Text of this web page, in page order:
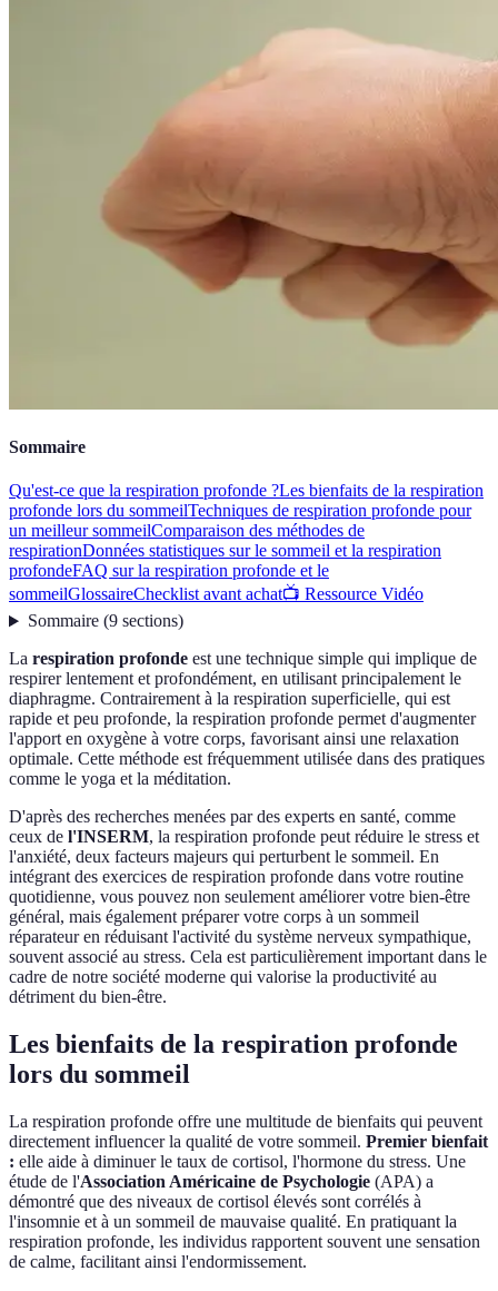
Sommaire
Qu'est-ce que la respiration profonde ?Les bienfaits de la respiration
profonde lors du sommeilTechniques de respiration profonde pour
un meilleur sommeilComparaison des méthodes de
respirationDonnées statistiques sur le sommeil et la respiration
profondeFAQ sur la respiration profonde et le
sommeilGlossaireChecklist avant achat📺 Ressource Vidéo
Sommaire(9 sections)
La respiration profonde est une technique simple qui implique de
respirer lentement et profondément, en utilisant principalement le
diaphragme. Contrairement à la respiration superficielle, qui est
rapide et peu profonde, la respiration profonde permet d'augmenter
l'apport en oxygène à votre corps, favorisant ainsi une relaxation
optimale. Cette méthode est fréquemment utilisée dans des pratiques
comme le yoga et la méditation.
D'après des recherches menées par des experts en santé, comme
ceux de l'INSERM, la respiration profonde peut réduire le stress et
l'anxiété, deux facteurs majeurs qui perturbent le sommeil. En
intégrant des exercices de respiration profonde dans votre routine
quotidienne, vous pouvez non seulement améliorer votre bien-être
général, mais également préparer votre corps à un sommeil
réparateur en réduisant l'activité du système nerveux sympathique,
souvent associé au stress. Cela est particulièrement important dans le
cadre de notre société moderne qui valorise la productivité au
détriment du bien-être.
Les bienfaits de la respiration profonde
lors du sommeil
La respiration profonde offre une multitude de bienfaits qui peuvent
directement influencer la qualité de votre sommeil. Premier bienfait
: elle aide à diminuer le taux de cortisol, l'hormone du stress. Une
étude de l'Association Américaine de Psychologie (APA) a
démontré que des niveaux de cortisol élevés sont corrélés à
l'insomnie et à un sommeil de mauvaise qualité. En pratiquant la
respiration profonde, les individus rapportent souvent une sensation
de calme, facilitant ainsi l'endormissement.